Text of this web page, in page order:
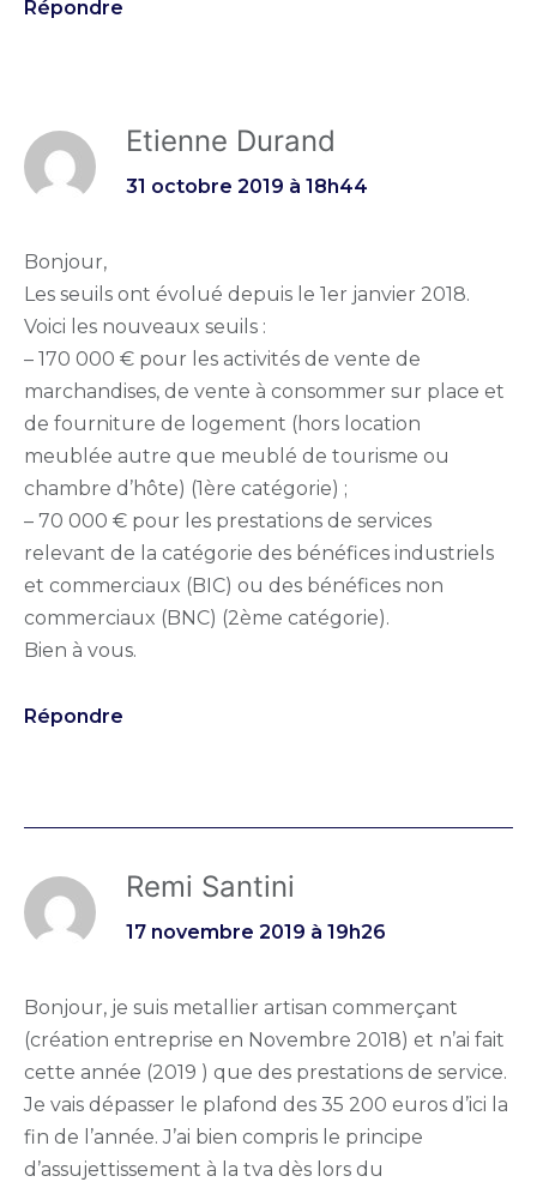
Répondre
Etienne Durand
31 octobre 2019 à 18h44
Bonjour,
Les seuils ont évolué depuis le 1er janvier 2018.
Voici les nouveaux seuils :
– 170 000 € pour les activités de vente de
marchandises, de vente à consommer sur place et
de fourniture de logement (hors location
meublée autre que meublé de tourisme ou
chambre d’hôte) (1ère catégorie) ;
– 70 000 € pour les prestations de services
relevant de la catégorie des bénéfices industriels
et commerciaux (BIC) ou des bénéfices non
commerciaux (BNC) (2ème catégorie).
Bien à vous.
Répondre
Remi Santini
17 novembre 2019 à 19h26
Bonjour, je suis metallier artisan commerçant
(création entreprise en Novembre 2018) et n’ai fait
cette année (2019 ) que des prestations de service.
Je vais dépasser le plafond des 35 200 euros d’ici la
fin de l’année. J’ai bien compris le principe
d’assujettissement à la tva dès lors du